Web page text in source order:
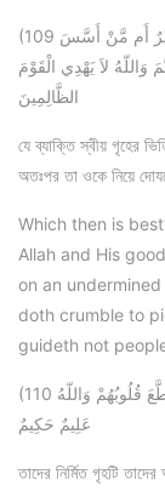
(109 أَفَمَنْ أَسَّسَ بُنْيَانَهُ عَلَى تَقْوَى مِنَ اللّهِ وَرِضْوَانٍ خَيْرٌ أَم مَّنْ أَسَّسَ
لاَ يَهْدِي الْقَوْمَ
الظَّالِمِينَ
যে ব্যাক্তি স্বীয় গৃহের
অতঃপর তা ওকে নিয়ে
Which then is
Allah and His
on an
doth crumble to
guideth not
(110 لاَ يَزَالُ بُنْيَانُهُمُ الَّذِي بَنَوْاْ رِيبَةً فِي قُلُوبِهِمْ إِلاَّ أَن تَقَطَّعَ قُلُوبُهُمْ وَاللّهُ
عَلِيمٌ حَكِيمٌ
তাদের নির্মিত গৃহটি